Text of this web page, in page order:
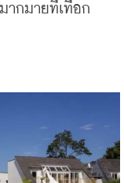
กมายที่เทือก